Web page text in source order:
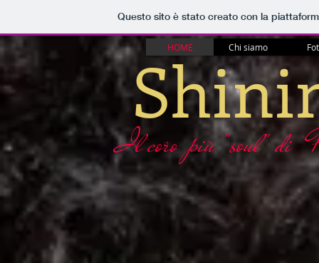
Questo sito è stato creato con la
Il coro più "soul" di
HOME Chi siamo